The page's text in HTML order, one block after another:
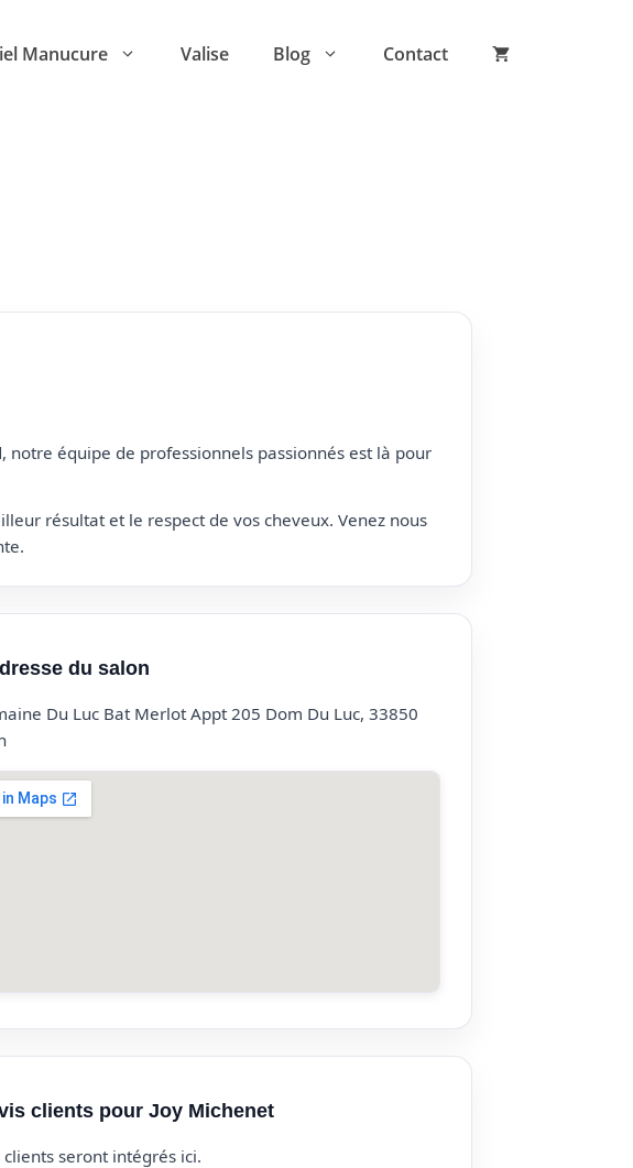
Manucure Valise Blog Contact
équipe de professionnels passionnés est là pour
résultat et le respect de vos cheveux. Venez nous
du salon
Du Luc Bat Merlot Appt 205 Dom Du Luc, 33850
clients pour Joy Michenet
clients seront intégrés ici.